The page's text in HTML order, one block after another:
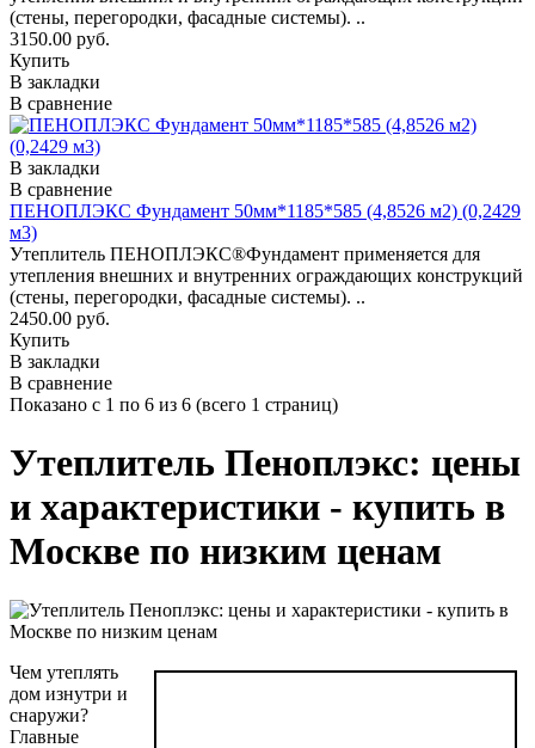
(стены, перегородки, фасадные системы). ..
3150.00 руб.
Купить
В закладки
В сравнение
В закладки
В сравнение
ПЕНОПЛЭКС Фундамент 50мм*1185*585 (4,8526 м2) (0,2429
м3)
Утеплитель ПЕНОПЛЭКС®Фундамент применяется для
утепления внешних и внутренних ограждающих конструкций
(стены, перегородки, фасадные системы). ..
2450.00 руб.
Купить
В закладки
В сравнение
Показано с 1 по 6 из 6 (всего 1 страниц)
Утеплитель Пеноплэкс: цены
и характеристики - купить в
Москве по низким ценам
Чем утеплять
дом изнутри и
снаружи?
Главные